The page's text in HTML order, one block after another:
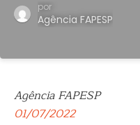
por
Agência FAPESP
Agência FAPESP
01/07/2022